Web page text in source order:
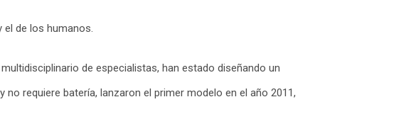
de los humanos.
de especialistas, han estado diseñando un
requiere batería, lanzaron el primer modelo en el año 2011,